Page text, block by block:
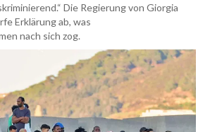
Die Regierung von Giorgia
Erklärung ab, was
nach sich zog.